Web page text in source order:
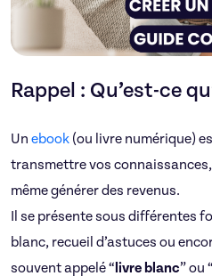
Rappel : Qu’est-ce
Un ebook (ou livre numérique)
transmettre vos
même générer des revenus.
Il se présente sous différentes
blanc, recueil d’astuces ou
souvent appelé “livre blanc” ou “